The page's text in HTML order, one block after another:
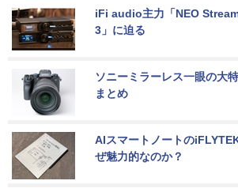
iFi audio主力「NEO
3」に迫る
ソニーミラーレス一眼の大
まとめ
AIスマートノートの
ぜ魅力的なのか？